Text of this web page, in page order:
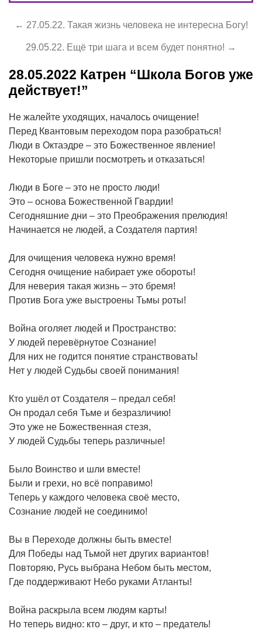
← 27.05.22. Такая жизнь человека не интересна Богу!
29.05.22. Ещё три шага и всем будет понятно! →
28.05.2022 Катрен “Школа Богов уже
действует!”
Не жалейте уходящих, началось очищение!
Перед Квантовым переходом пора разобраться!
Люди в Октаэдре – это Божественное явление!
Некоторые пришли посмотреть и отказаться!
Люди в Боге – это не просто люди!
Это – основа Божественной Гвардии!
Сегодняшние дни – это Преображения прелюдия!
Начинается не людей, а Создателя партия!
Для очищения человека нужно время!
Сегодня очищение набирает уже обороты!
Для неверия такая жизнь – это бремя!
Против Бога уже выстроены Тьмы роты!
Война оголяет людей и Пространство:
У людей перевёрнутое Сознание!
Для них не годится понятие странствовать!
Нет у людей Судьбы своей понимания!
Кто ушёл от Создателя – предал себя!
Он продал себя Тьме и безразличию!
Это уже не Божественная стезя,
У людей Судьбы теперь различные!
Было Воинство и шли вместе!
Были и грехи, но всё поправимо!
Теперь у каждого человека своё место,
Сознание людей не соединимо!
Вы в Переходе должны быть вместе!
Для Победы над Тьмой нет других вариантов!
Повторяю, Русь выбрана Небом быть местом,
Где поддерживают Небо руками Атланты!
Война раскрыла всем людям карты!
Но теперь видно: кто – друг, и кто – предатель!